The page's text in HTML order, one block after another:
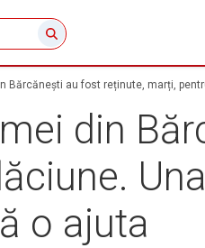
Bărcănești au fost reținute, marți,
din
o ajuta